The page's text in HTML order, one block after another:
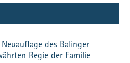
des Balinger
Regie der Familie